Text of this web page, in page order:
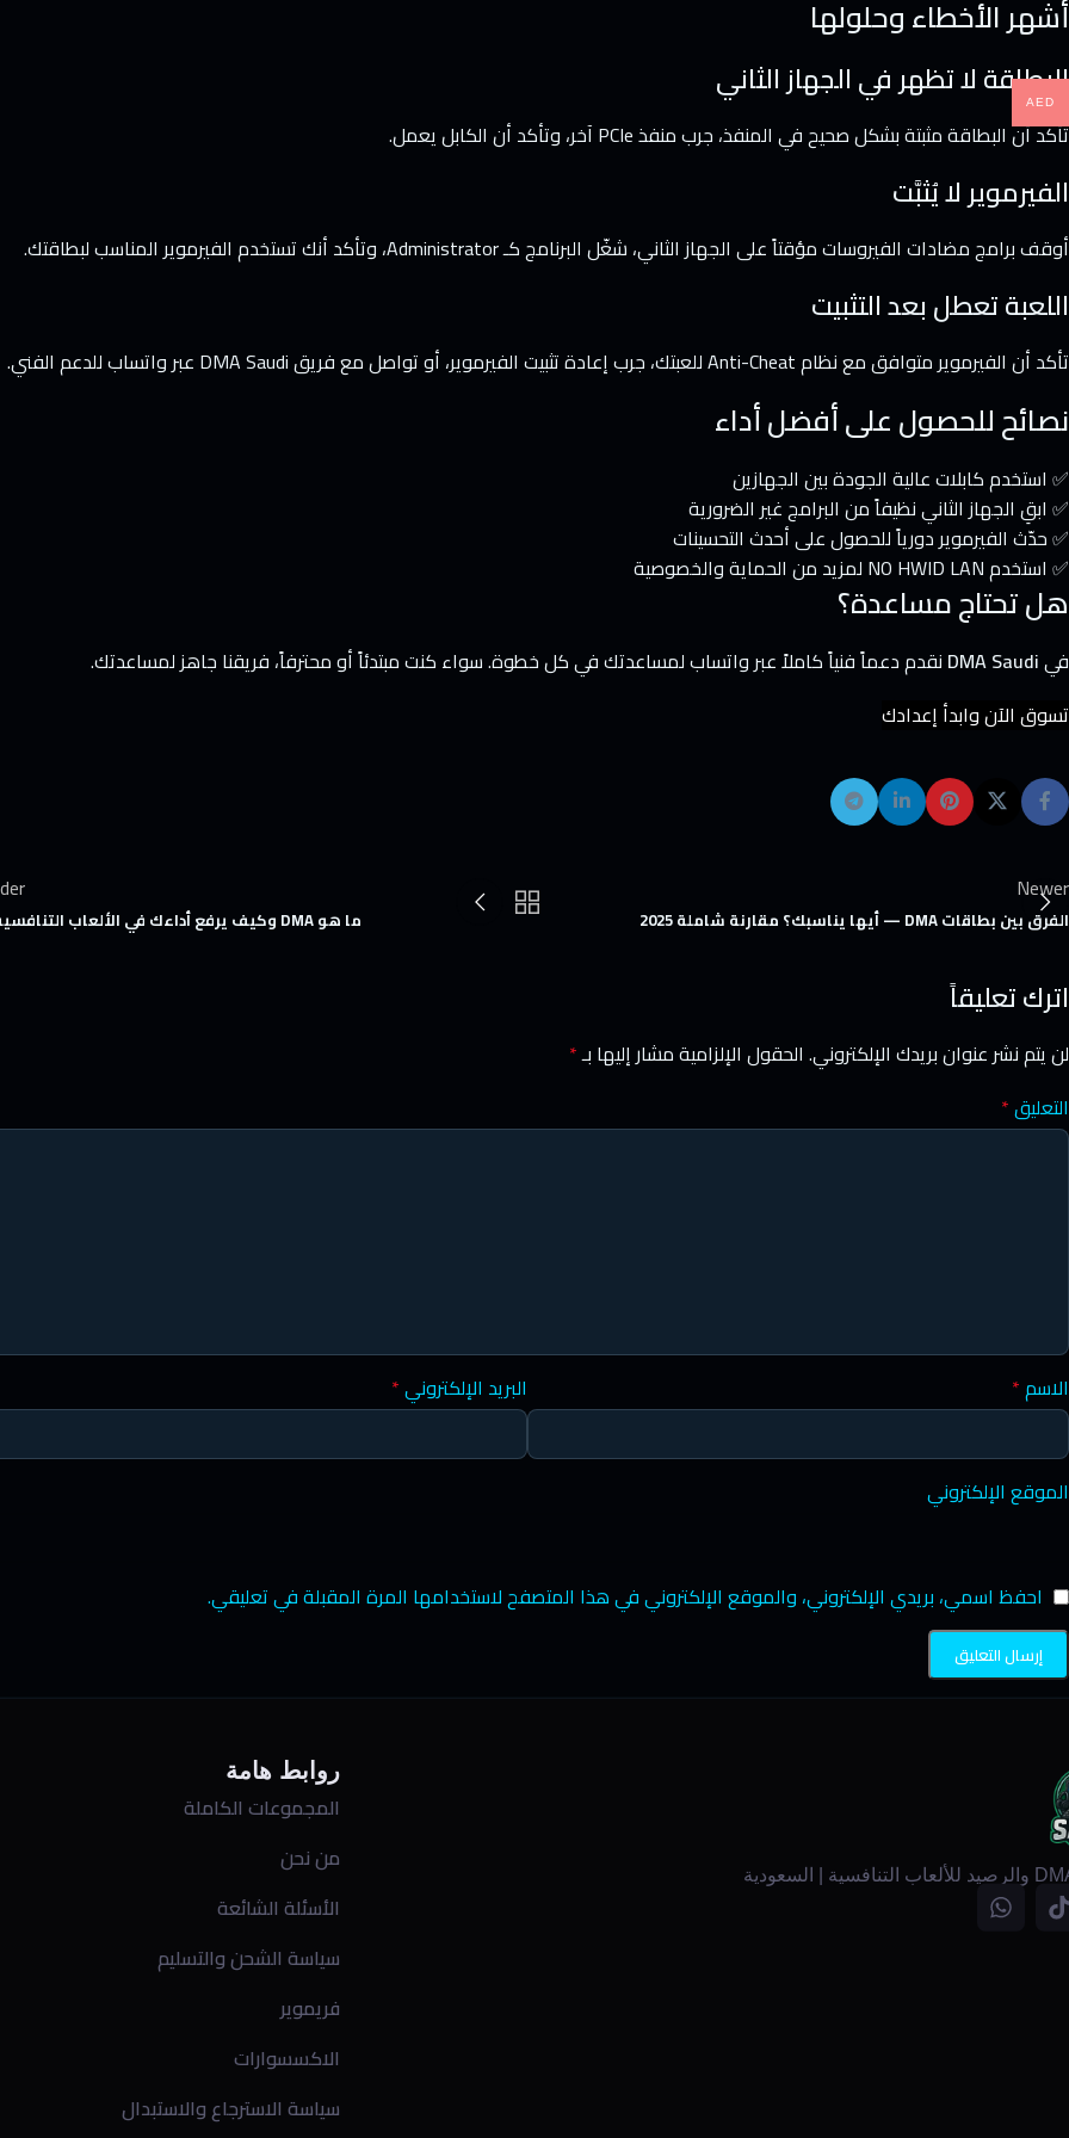
أشهر الأخطاء وحلولها
البطاقة لا تظهر في الجهاز الثاني
تأكد أن البطاقة مثبتة بشكل صحيح في المنفذ، جرب منفذ PCIe آخر، وتأكد أن الكابل يعمل.
الفيرموير لا يُثبَّت
أوقف برامج مضادات الفيروسات مؤقتاً على الجهاز الثاني، شغّل البرنامج كـ Administrator، وتأكد أنك تستخدم الفيرموير المناسب لبطاقتك.
اللعبة تعطل بعد التثبيت
تأكد أن الفيرموير متوافق مع نظام Anti-Cheat للعبتك، جرب إعادة تثبيت الفيرموير، أو تواصل مع فريق DMA Saudi عبر واتساب للدعم الفني.
نصائح للحصول على أفضل أداء
✅ استخدم كابلات عالية الجودة بين الجهازين
✅ ابقِ الجهاز الثاني نظيفاً من البرامج غير الضرورية
✅ حدّث الفيرموير دورياً للحصول على أحدث التحسينات
✅ استخدم NO HWID LAN لمزيد من الحماية والخصوصية
هل تحتاج مساعدة؟
فيDMA Saudi نقدم دعماً فنياً كاملاً عبر واتساب لمساعدتك في كل خطوة. سواء كنت مبتدئاً أو محترفاً، فريقنا جاهز لمساعدتك.
تسوق الآن وابدأ إعدادك
Newer
الفرق بين بطاقات DMA — أيها يناسبك؟ مقارنة شاملة 2025 ما هو DMA وكيف يرفع أداءك في الألعاب التنافسية؟
اترك تعليقاً
لن يتم نشر عنوان بريدك الإلكتروني. الحقول الإلزامية مشار إليها بـ*
التعليق*
الاسم* البريد الإلكتروني*
الموقع الإلكتروني
احفظ اسمي، بريدي الإلكتروني، والموقع الإلكتروني في هذا المتصفح لاستخدامها المرة المقبلة في تعليقي.
روابط هامة
المجموعات الكاملة
من نحن
الأسئلة الشائعة
سياسة الشحن والتسليم
فريموير
الاكسسوارات
سياسة الاسترجاع والاستبدال
AED